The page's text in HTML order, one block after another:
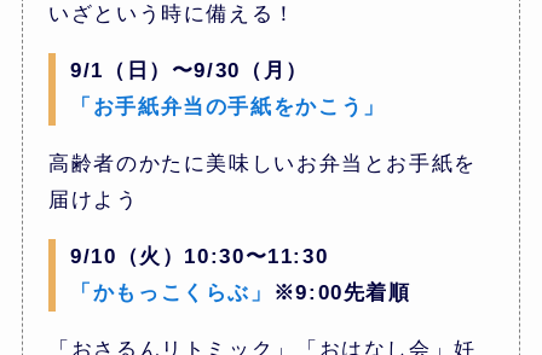
いざという時に備える！
9/1（日）〜9/30（月）
「お手紙弁当の手紙をかこう」
高齢者のかたに美味しいお弁当とお手紙を
届けよう
9/10（火）10:30〜11:30
「かもっこくらぶ」
※9:00先着順
「おさるんリトミック」「おはなし会」妊